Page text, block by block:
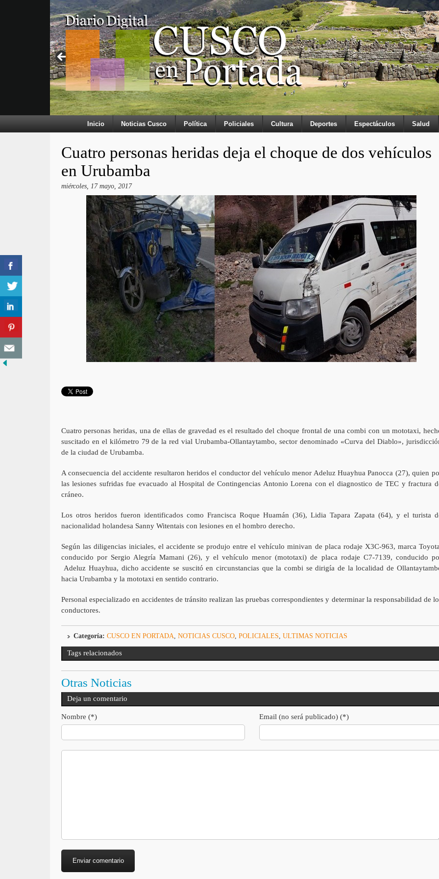
Inicio Noticias Cusco Política Policiales Cultura Deportes Espectáculos Salud
Cuatro personas heridas deja el choque de dos vehículos
en Urubamba
miércoles, 17 mayo, 2017
Cuatro personas heridas, una de ellas de gravedad es el resultado del choque frontal de una combi con un mototaxi,
suscitado en el kilómetro 79 de la red vial Urubamba-Ollantaytambo, sector denominado «Curva del Diablo»,
de la ciudad de Urubamba.
A consecuencia del accidente resultaron heridos el conductor del vehículo menor Adeluz Huayhua Panocca (27), quien
las lesiones sufridas fue evacuado al Hospital de Contingencias Antonio Lorena con el diagnostico de TEC y fractura
cráneo.
Los otros heridos fueron identificados como Francisca Roque Huamán (36), Lidia Tapara Zapata (64), y el turista
nacionalidad holandesa Sanny Witentais con lesiones en el hombro derecho.
Según las diligencias iniciales, el accidente se produjo entre el vehículo minivan de placa rodaje X3C-963, marca
conducido por Sergio Alegría Mamani (26), y el vehículo menor (mototaxi) de placa rodaje C7-7139, conducido
Adeluz Huayhua, dicho accidente se suscitó en circunstancias que la combi se dirigía de la localidad de
hacia Urubamba y la mototaxi en sentido contrario.
Personal especializado en accidentes de tránsito realizan las pruebas correspondientes y determinar la responsabilidad de
conductores.
Categoría: CUSCO EN PORTADA NOTICIAS CUSCO, POLICIALES ULTIMAS NOTICIAS
Tags relacionados
Otras Noticias
Deja un comentario
Nombre (*) Email (no será publicado) (*)